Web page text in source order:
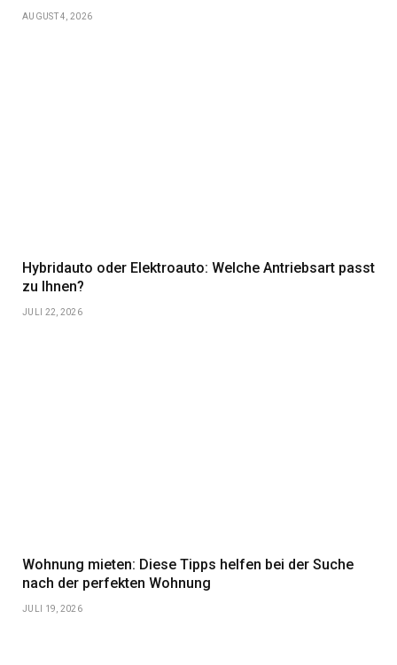
AUGUST 4, 2026
Hybridauto oder Elektroauto: Welche Antriebsart passt
zu Ihnen?
JULI 22, 2026
Wohnung mieten: Diese Tipps helfen bei der Suche
nach der perfekten Wohnung
JULI 19, 2026